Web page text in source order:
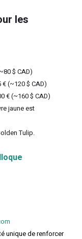
les
$ CAD)
(~120 $ CAD)
€ (~160 $ CAD)
jaune est
Tulip.
unique de renforcer